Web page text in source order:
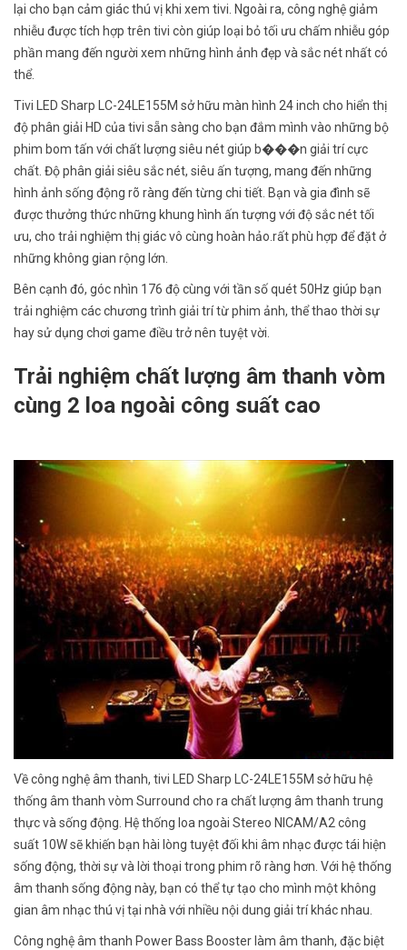
lại cho bạn cảm giác thú vị khi xem tivi. Ngoài ra, công nghệ giảm
nhiễu được tích hợp trên tivi còn giúp loại bỏ tối ưu chấm nhiễu góp
phần mang đến người xem những hình ảnh đẹp và sắc nét nhất có
thể.
Tivi LED Sharp LC-24LE155M sở hữu màn hình 24 inch cho hiển thị
độ phân giải HD của tivi sẵn sàng cho bạn đắm mình vào những bộ
phim bom tấn với chất lượng siêu nét giúp b���n giải trí cực
chất. Độ phân giải siêu sắc nét, siêu ấn tượng, mang đến những
hình ảnh sống động rõ ràng đến từng chi tiết. Bạn và gia đình sẽ
được thưởng thức những khung hình ấn tượng với độ sắc nét tối
ưu, cho trải nghiệm thị giác vô cùng hoàn hảo.rất phù hợp để đặt ở
những không gian rộng lớn.
Bên cạnh đó, góc nhìn 176 độ cùng với tần số quét 50Hz giúp bạn
trải nghiệm các chương trình giải trí từ phim ảnh, thể thao thời sự
hay sử dụng chơi game điều trở nên tuyệt vời.
Trải nghiệm chất lượng âm thanh vòm
cùng 2 loa ngoài công suất cao
Về công nghệ âm thanh, tivi LED Sharp LC-24LE155M sở hữu hệ
thống âm thanh vòm Surround cho ra chất lượng âm thanh trung
thực và sống động. Hệ thống loa ngoài Stereo NICAM/A2 công
suất 10W sẽ khiến bạn hài lòng tuyệt đối khi âm nhạc được tái hiện
sống động, thời sự và lời thoại trong phim rõ ràng hơn. Với hệ thống
âm thanh sống động này, bạn có thể tự tạo cho mình một không
gian âm nhạc thú vị tại nhà với nhiều nội dung giải trí khác nhau.
Công nghệ âm thanh Power Bass Booster làm âm thanh, đặc biệt